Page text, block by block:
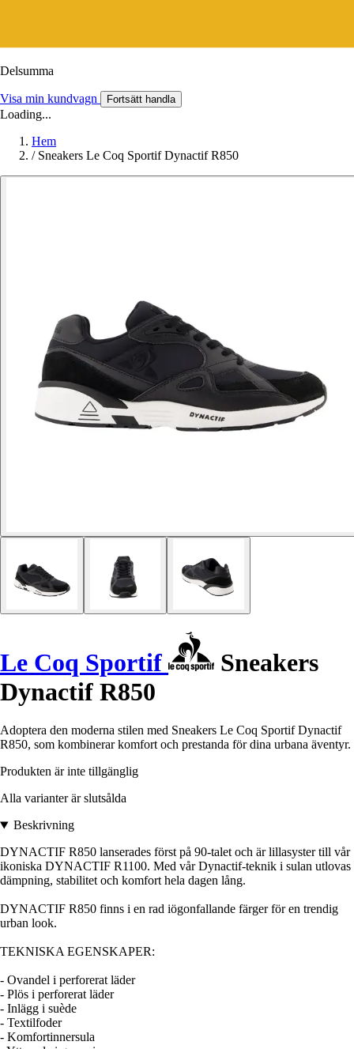
Delsumma
Visa min kundvagn Fortsätt handla
Loading...
Hem
/ Sneakers Le Coq Sportif Dynactif R850
Le Coq Sportif
Sneakers
Dynactif R850
Adoptera den moderna stilen med Sneakers Le Coq Sportif Dynactif
R850, som kombinerar komfort och prestanda för dina urbana äventyr.
Produkten är inte tillgänglig
Alla varianter är slutsålda
Beskrivning
DYNACTIF R850 lanserades först på 90-talet och är lillasyster till vår
ikoniska DYNACTIF R1100. Med vår Dynactif-teknik i sulan utlovas
dämpning, stabilitet och komfort hela dagen lång.
DYNACTIF R850 finns i en rad iögonfallande färger för en trendig
urban look.
TEKNISKA EGENSKAPER:
- Ovandel i perforerat läder
- Plös i perforerat läder
- Inlägg i suède
- Textilfoder
- Komfortinnersula